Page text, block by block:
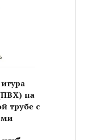
на
трубе с